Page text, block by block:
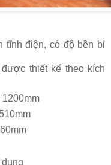
tĩnh điện, có độ bền bỉ
thiết kế theo kích